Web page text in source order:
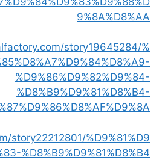
9%8A%D8%AA
story19645284/%
%D9%86%D9%82%D9%84-
%D8%B9%D9%81%D8%B4-
story22212801/%D9%81%D9
%D8%B9%D9%81%D8%B4